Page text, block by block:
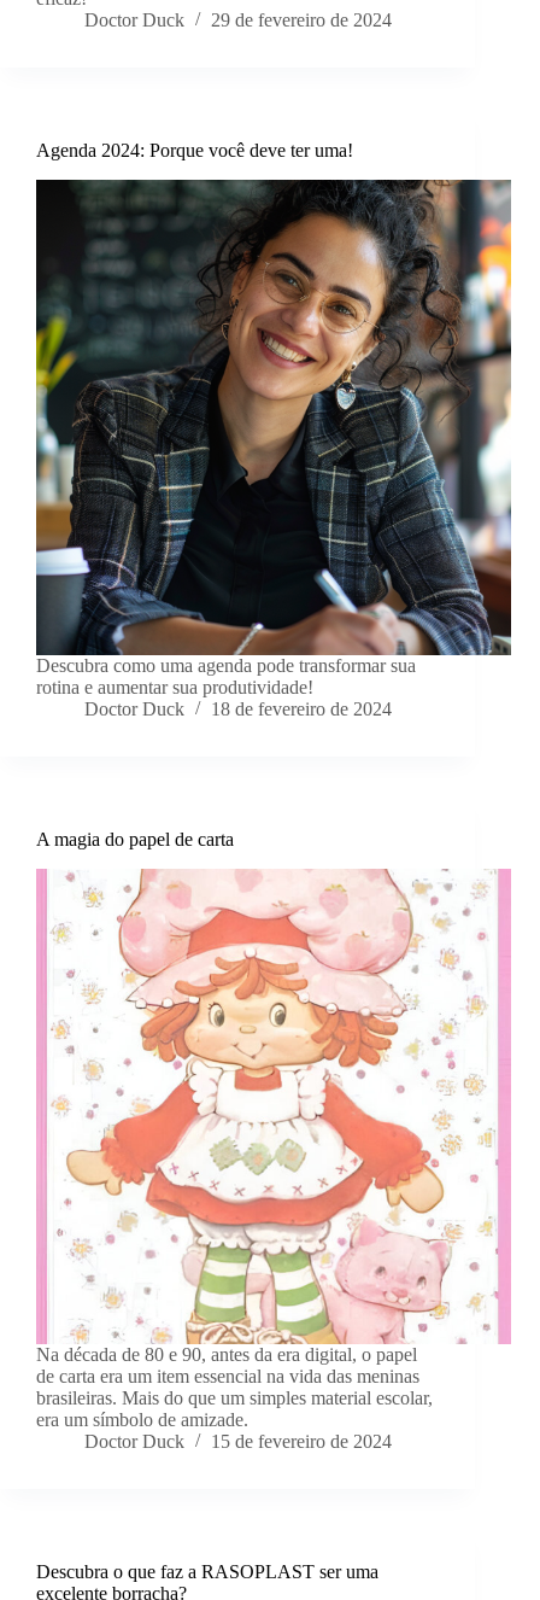
Doctor Duck
29 de fevereiro de 2024
Agenda 2024: Porque você deve ter uma!
Descubra como uma agenda pode transformar sua
rotina e aumentar sua produtividade!
Doctor Duck
18 de fevereiro de 2024
A magia do papel de carta
Na década de 80 e 90, antes da era digital, o papel
de carta era um item essencial na vida das meninas
brasileiras. Mais do que um simples material escolar,
era um símbolo de amizade.
Doctor Duck
15 de fevereiro de 2024
Descubra o que faz a RASOPLAST ser uma
excelente borracha?